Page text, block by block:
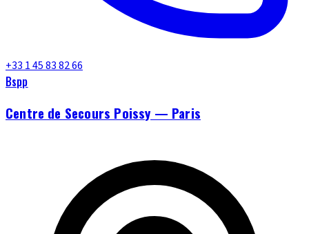
+33 1 45 83 82 66
Bspp
Centre de Secours Poissy — Paris